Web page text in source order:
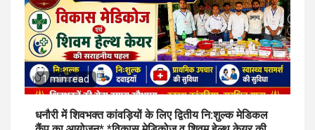
1 min read
धनौरी में शिवभक्त कांवड़ियों के लिए द्वितीय नि:शुल्क मेडिकल